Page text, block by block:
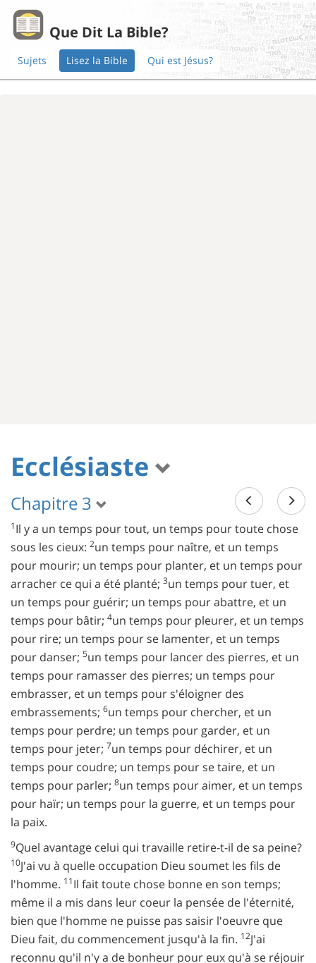
Que Dit La Bible?
Sujets Lisez la Bible Qui est Jésus?
Ecclésiaste
Chapitre 3
1Il y a un temps pour tout, un temps pour toute chose
sous les cieux: 2un temps pour naître, et un temps
pour mourir; un temps pour planter, et un temps pour
arracher ce qui a été planté; 3un temps pour tuer, et
un temps pour guérir; un temps pour abattre, et un
temps pour bâtir; 4un temps pour pleurer, et un temps
pour rire; un temps pour se lamenter, et un temps
pour danser; 5un temps pour lancer des pierres, et un
temps pour ramasser des pierres; un temps pour
embrasser, et un temps pour s'éloigner des
embrassements; 6un temps pour chercher, et un
temps pour perdre; un temps pour garder, et un
temps pour jeter; 7un temps pour déchirer, et un
temps pour coudre; un temps pour se taire, et un
temps pour parler; 8un temps pour aimer, et un temps
pour haïr; un temps pour la guerre, et un temps pour
la paix.
9Quel avantage celui qui travaille retire-t-il de sa peine?
10J'ai vu à quelle occupation Dieu soumet les fils de
l'homme. 11Il fait toute chose bonne en son temps;
même il a mis dans leur coeur la pensée de l'éternité,
bien que l'homme ne puisse pas saisir l'oeuvre que
Dieu fait, du commencement jusqu'à la fin. 12J'ai
reconnu qu'il n'y a de bonheur pour eux qu'à se réjouir